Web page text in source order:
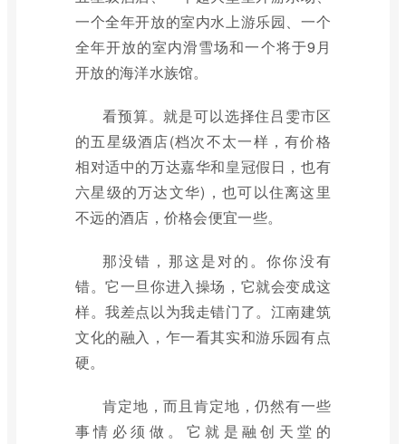
一个全年开放的室内水上游乐园、一个
全年开放的室内滑雪场和一个将于9月
开放的海洋水族馆。
看预算。就是可以选择住吕雯市区
的五星级酒店(档次不太一样，有价格
相对适中的万达嘉华和皇冠假日，也有
六星级的万达文华)，也可以住离这里
不远的酒店，价格会便宜一些。
那没错，那这是对的。你你没有
错。它一旦你进入操场，它就会变成这
样。我差点以为我走错门了。江南建筑
文化的融入，乍一看其实和游乐园有点
硬。
肯定地，而且肯定地，仍然有一些
事情必须做。它就是融创天堂的